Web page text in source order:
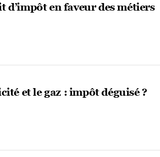
d’impôt en faveur des métiers
et le gaz : impôt déguisé ?